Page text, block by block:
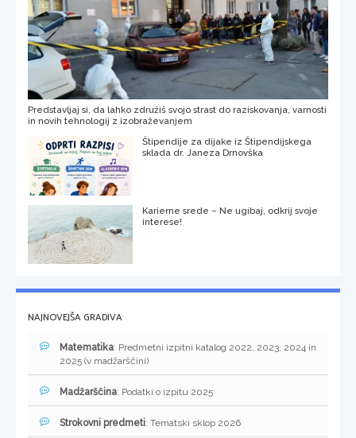
Predstavljaj si, da lahko združiš svojo strast do raziskovanja, varnosti
in novih tehnologij z izobraževanjem
Štipendije za dijake iz Štipendijskega
sklada dr. Janeza Drnovška
Karierne srede – Ne ugibaj, odkrij svoje
interese!
NAJNOVEJŠA GRADIVA
Matematika: Predmetni izpitni katalog 2022, 2023, 2024 in
2025 (v madžarščini)
Madžarščina: Podatki o izpitu 2025
Strokovni predmeti: Tematski sklop 2026